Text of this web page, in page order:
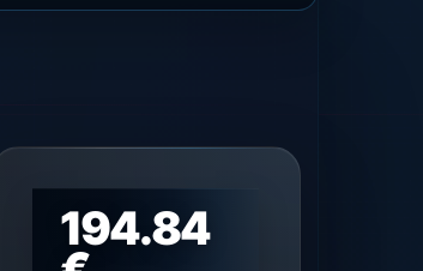
194.84